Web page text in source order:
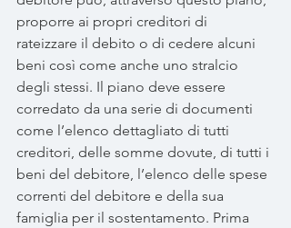
proporre ai propri creditori di
rateizzare il debito o di cedere alcuni
beni così come anche uno stralcio
degli stessi. Il piano deve essere
corredato da una serie di documenti
come l’elenco dettagliato di tutti
creditori, delle somme dovute, di tutti i
beni del debitore, l’elenco delle spese
correnti del debitore e della sua
famiglia per il sostentamento. Prima